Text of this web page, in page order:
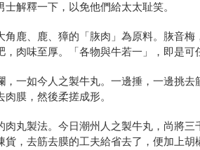
解釋一下，以免他們給太太耻笑。
角鹿、鹿、獐的「脄肉」為原料。脄音
，肉味至厚。「各物與牛若一」，即是可
，一如今人之製牛丸。一邊捶，一邊挑
膜，然後柔搓成形。
肉丸製法。今日潮州人之製牛丸，尚將
貨，去筋去膜的工夫給省去了，便加上